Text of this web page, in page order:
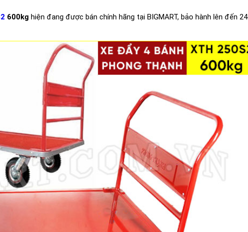
600kg hiện đang được bán chính hãng tại BIGMART, bảo hành lên đến 24